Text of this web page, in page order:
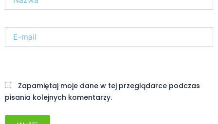
mail*
Zapamiętaj moje dane w tej przeglądarce podczas
pisania kolejnych komentarzy.